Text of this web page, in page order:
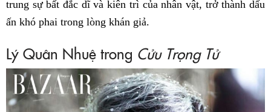
trung sự bất đắc dĩ và kiên trì của nhân vật, trở thành dấu
ấn khó phai trong lòng khán giả.
Lý Quân Nhuệ trong Cửu Trọng Tử